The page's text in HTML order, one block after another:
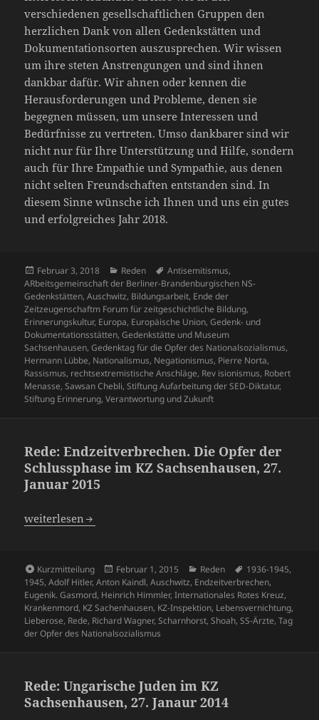
verschiedenen gesellschaftlichen Gruppen den
herzlichen Dank von allen Gedenkstätten und
Dokumentationsorten auszusprechen. Wir wissen
um ihre steten Anstrengungen und sind ihnen
dankbar dafür. Wir ahnen oder kennen die
Herausforderungen und Probleme, denen sie
begegnen müssen, um unsere Interessen und
Bedürfnisse zu vertreten. Umso dankbarer sind wir
nicht nur für Ihre Unterstützung und Hilfe, sondern
auch für Ihre Empathie und Sympathie, aus denen
nicht selten Freundschaften entstanden sind. In
diesem Sinne wünsche ich Ihnen und uns ein gutes
und erfolgreiches Jahr 2018.
Veröffentlicht
am
Februar 3, 2018 Kategorien
Reden Schlagwörter
Antisemitismus,
ARbeitsgemeinschaft der Berliner-Brandenburgischen NS-
Gedenkstätten,Auschwitz, Bildungsarbeit, Ende der
Zeitzeugenschaftm Forum für zeitgeschichtliche Bildung,
Erinnerungskultur, Europa, Europäische Union,Gedenk- und
Dokumentationsstätten,Gedenkstätte und Museum
Sachsenhausen,Gedenktag für die Opfer des Nationalsozialismus,
Hermann Lübbe, Nationalismus, Negationismus, Pierre Norta,
Rassismus, rechtsextremistische Anschläge, Rev isionismus, Robert
Menasse,Sawsan Chebli,Stiftung Aufarbeitung der SED-Diktatur,
Stiftung Erinnerung,Verantwortung und Zukunft
Rede: Endzeitverbrechen. Die Opfer der
Schlussphase im KZ Sachsenhausen, 27.
Januar 2015
Rede: Endzeitverbrechen. Die Opfer der Schlussphase im
weiterlesen
Format
Kurzmitteilung
Veröffentlicht
am
Februar 1, 2015 Kategorien
Reden Schlagwörter
1936-1945,
1945,Adolf Hitler,Anton Kaindl,Auschwitz, Endzeitverbrechen,
Eugenik. Gasmord, Heinrich Himmler,Internationales Rotes Kreuz,
Krankenmord, KZ Sachenhausen, KZ-Inspektion, Lebensvernichtung,
Lieberose, Rede, Richard Wagner,Scharnhorst,Shoah,SS-Ärzte,Tag
der Opfer des Nationalsozialismus
Rede: Ungarische Juden im KZ
Sachsenhausen, 27. Janaur 2014